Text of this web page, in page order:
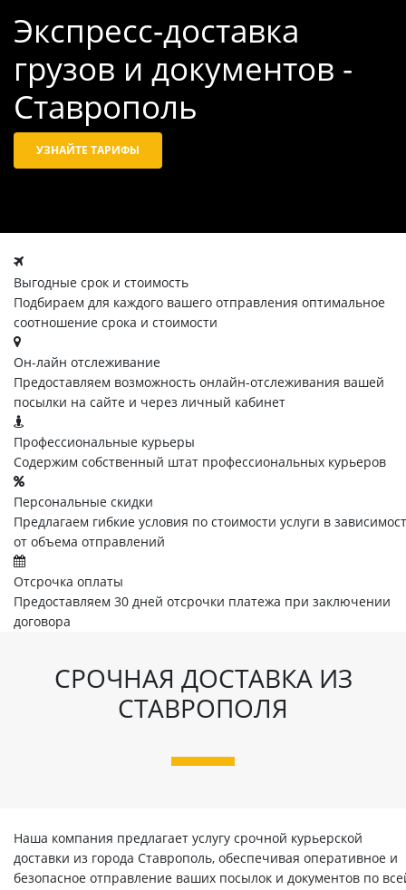
Экспресс-доставка
грузов и документов -
Ставрополь
УЗНАЙТЕ ТАРИФЫ
Выгодные срок и стоимость
Подбираем для каждого вашего отправления оптимальное
соотношение срока и стоимости
Он-лайн отслеживание
Предоставляем возможность онлайн-отслеживания вашей
посылки на сайте и через личный кабинет
Профессиональные курьеры
Содержим собственный штат профессиональных курьеров
Персональные скидки
Предлагаем гибкие условия по стоимости услуги в
от объема отправлений
Отсрочка оплаты
Предоставляем 30 дней отсрочки платежа при заключении
договора
СРОЧНАЯ ДОСТАВКА ИЗ
СТАВРОПОЛЯ
Наша компания предлагает услугу срочной курьерской
доставки из города Ставрополь, обеспечивая оперативное и
безопасное отправление ваших посылок и документов по